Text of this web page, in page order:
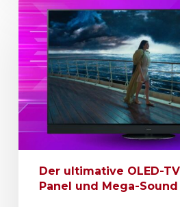
Der ultimative OLED-
Panel und Mega-Sound